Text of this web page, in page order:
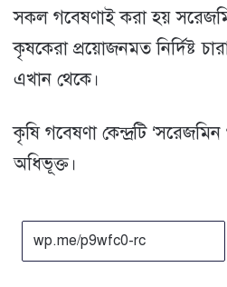
সকল গবেষণাই করা হয়
কৃষকেরা প্রয়োজনমত নির্দিষ্ট
এখান থেকে।
কৃষি গবেষণা কেন্দ্রটি
অধিভূক্ত।